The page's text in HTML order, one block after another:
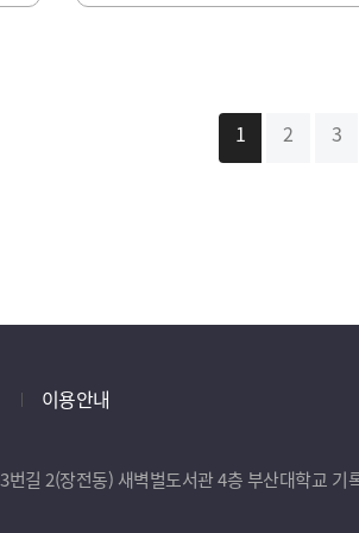
1 2 3
이용안내
길 2(장전동) 새벽벌도서관 4층 부산대학교 기